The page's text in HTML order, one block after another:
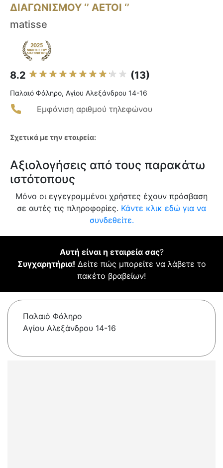
ΔΙΑΓΩΝΙΣΜΟΥ ‘’ ΑΕΤΟΙ ‘’
matisse
8.2 (13)
Παλαιό Φάληρο, Αγίου Αλεξάνδρου 14-16
Εμφάνιση αριθμού τηλεφώνου
Σχετικά με την εταιρεία:
Αξιολογήσεις από τους παρακάτω
ιστότοπους
Μόνο οι εγγεγραμμένοι χρήστες έχουν πρόσβαση
σε αυτές τις πληροφορίες. Κάντε κλικ εδώ για να
συνδεθείτε.
Αυτή είναι η εταιρεία σας?
Συγχαρητήρια! Δείτε πώς μπορείτε να λάβετε το
πακέτο βραβείων!
Παλαιό Φάληρο
Αγίου Αλεξάνδρου 14-16